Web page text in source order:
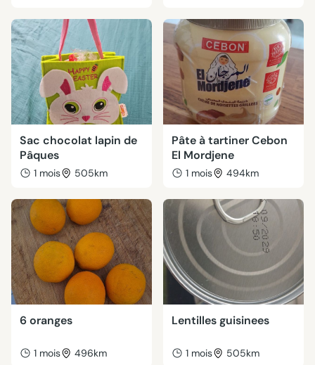
Sac chocolat lapin de
Pâques
1 mois 505km
Pâte à tartiner Cebon
El Mordjene
1 mois 494km
6 oranges
1 mois 496km
Lentilles guisinees
1 mois 505km